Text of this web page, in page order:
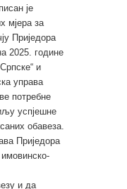
је
мјера за
Приједора
2025. године
и
управа
потребне
успјешне
обавеза.
Приједора
и да